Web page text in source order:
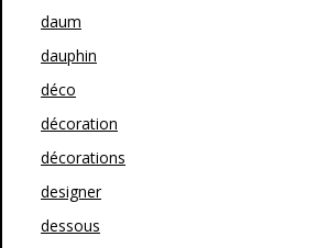
daum
dauphin
déco
décoration
décorations
designer
dessous